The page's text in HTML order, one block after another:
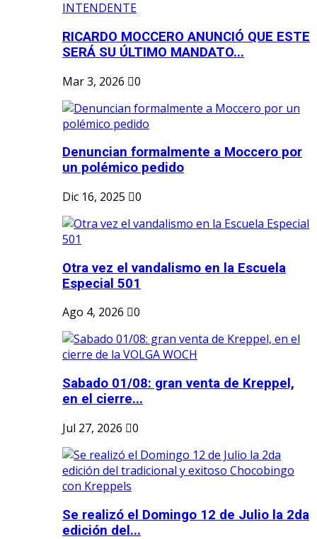
RICARDO MOCCERO ANUNCIÓ QUE ESTE
SERÁ SU ÚLTIMO MANDATO...
Mar 3, 2026
0
Denuncian formalmente a Moccero por
un polémico pedido
Dic 16, 2025
0
Otra vez el vandalismo en la Escuela
Especial 501
Ago 4, 2026
0
Sabado 01/08: gran venta de Kreppel,
en el cierre...
Jul 27, 2026
0
Se realizó el Domingo 12 de Julio la 2da
edición del...